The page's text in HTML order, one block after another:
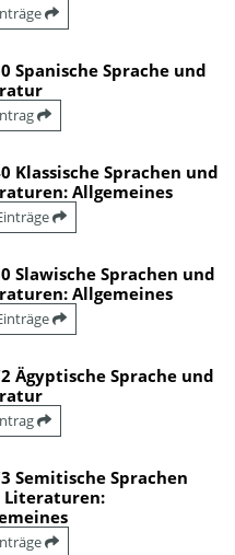
Spanische Sprache und
Klassische Sprachen und
Allgemeines
Slawische Sprachen und
Allgemeines
Ägyptische Sprache und
Semitische Sprachen
Literaturen: